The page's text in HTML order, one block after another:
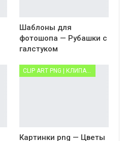
Шаблоны для
фотошопа — Рубашки с
галстуком
CLIP ART PNG | КЛИПАРТ PNG
Картинки png — Цветы